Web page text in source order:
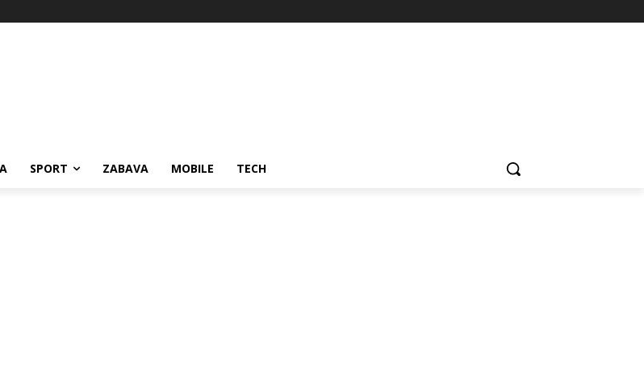
SPORT ZABAVA MOBILE TECH